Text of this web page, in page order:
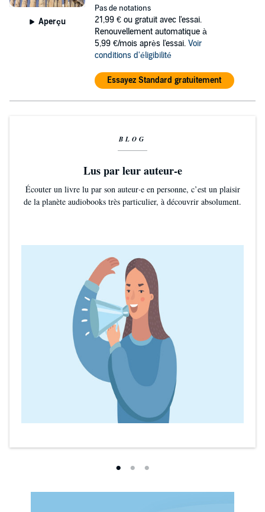
Aperçu
Pas de notations
21,99 € ou gratuit avec l'essai.
Renouvellement automatique à
5,99 €/mois après l'essai. Voir
conditions d'éligibilité
Essayez Standard gratuitement
BLOG
Lus par leur auteur-e
Écouter un livre lu par son auteur·e en personne, c’est un plaisir
de la planète audiobooks très particulier, à découvrir absolument.